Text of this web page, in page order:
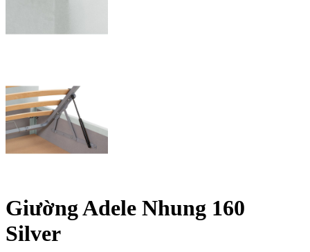
Giường Adele Nhung 160
Silver